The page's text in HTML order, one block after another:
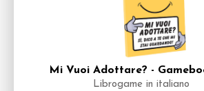
Mi Vuoi Adottare? -
Librogame in italiano